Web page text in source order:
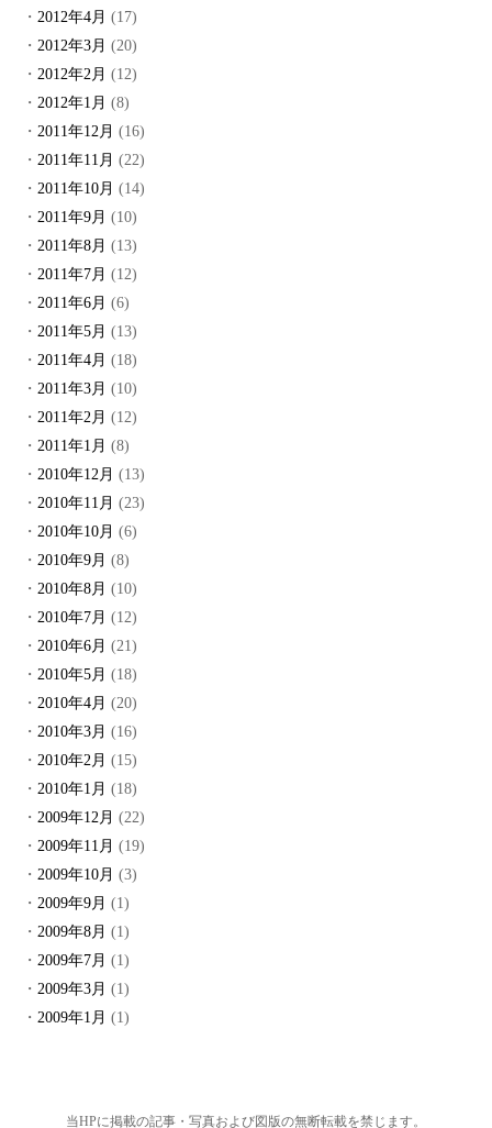
2012年4月 (17)
2012年3月 (20)
2012年2月 (12)
2012年1月 (8)
2011年12月 (16)
2011年11月 (22)
2011年10月 (14)
2011年9月 (10)
2011年8月 (13)
2011年7月 (12)
2011年6月 (6)
2011年5月 (13)
2011年4月 (18)
2011年3月 (10)
2011年2月 (12)
2011年1月 (8)
2010年12月 (13)
2010年11月 (23)
2010年10月 (6)
2010年9月 (8)
2010年8月 (10)
2010年7月 (12)
2010年6月 (21)
2010年5月 (18)
2010年4月 (20)
2010年3月 (16)
2010年2月 (15)
2010年1月 (18)
2009年12月 (22)
2009年11月 (19)
2009年10月 (3)
2009年9月 (1)
2009年8月 (1)
2009年7月 (1)
2009年3月 (1)
2009年1月 (1)
当HPに掲載の記事・写真および図版の無断転載を禁じます。